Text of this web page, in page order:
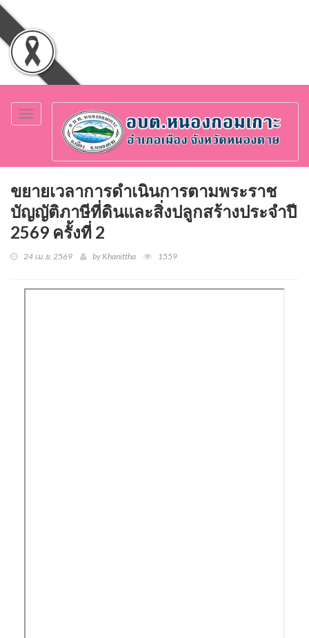
Toggle
navigation
ขยายเวลาการดำเนินการตามพระราช
บัญญัติภาษีที่ดินและสิ่งปลูกสร้างประจำปี
2569 ครั้งที่ 2
24 เม.ย. 2569 by Khanittha 1559